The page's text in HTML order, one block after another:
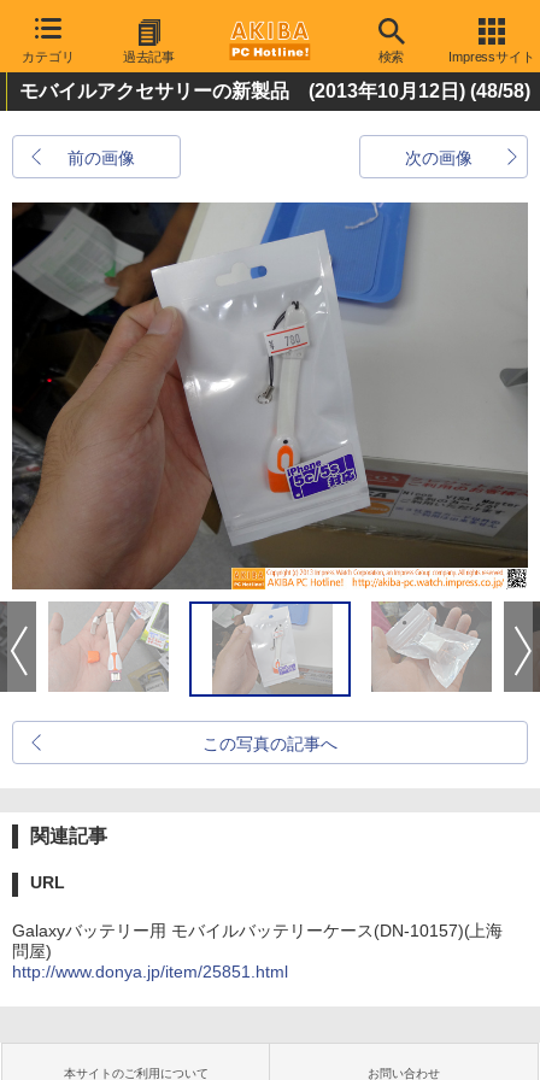
カテゴリ 過去記事 検索 Impressサイト
モバイルアクセサリーの新製品 (2013年10月12日) (48/58)
前の画像 次の画像
この写真の記事へ
関連記事
URL
Galaxyバッテリー用 モバイルバッテリーケース(DN-10157)(上海
問屋)
http://www.donya.jp/item/25851.html
本サイトのご利用について お問い合わせ